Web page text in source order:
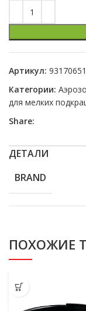
Артикул: 93170651
Категории:
для мелких
Share:
ДЕТАЛИ
BRAND
ПОХОЖИЕ